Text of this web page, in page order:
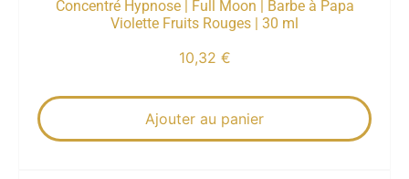
Concentré Hypnose | Full Moon | Barbe à Papa
Violette Fruits Rouges | 30 ml
10,32 €
Ajouter au panier